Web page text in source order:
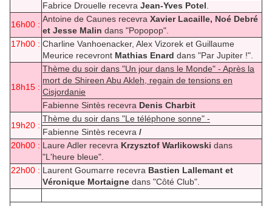
Fabrice Drouelle recevra Jean-Yves Potel
16h00 :
Antoine de Caunes recevra Xavier Lacaille, Noé Debré
et Jesse Malin dans "Popopop".
17h00 : Charline Vanhoenacker, Alex Vizorek et Guillaume
Meurice recevront Mathias Enard dans "Par Jupiter !".
18h15 :
Thème du soir dans "Un jour dans le Monde" - Après la
mort de Shireen Abu Akleh, regain de tensions en
Cisjordanie
Fabienne Sintès recevra Denis Charbit
19h20 :
Thème du soir dans "Le téléphone sonne" -
Fabienne Sintès recevra /
20h00 : Laure Adler recevra Krzysztof Warlikowski dans
"L'heure bleue".
22h00 : Laurent Goumarre recevra Bastien Lallemant et
Véronique Mortaigne dans "Côté Club".